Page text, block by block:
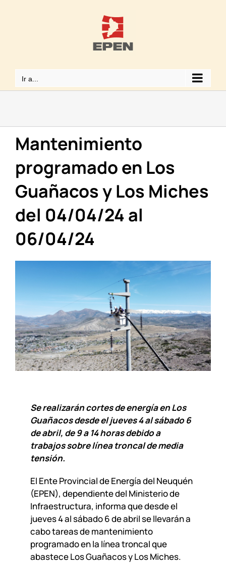
Ir a...
Mantenimiento
programado en Los
Guañacos y Los Miches
del 04/04/24 al
06/04/24
Se realizarán cortes de energía en Los
Guañacos desde el jueves 4 al sábado 6
de abril, de 9 a 14 horas debido a
trabajos sobre línea troncal de media
tensión.
El Ente Provincial de Energía del Neuquén
(EPEN), dependiente del Ministerio de
Infraestructura, informa que desde el
jueves 4 al sábado 6 de abril se llevarán a
cabo tareas de mantenimiento
programado en la línea troncal que
abastece Los Guañacos y Los Miches.